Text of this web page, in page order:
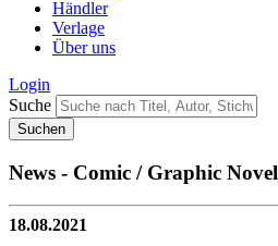
Händler
Verlage
Über uns
Login
Suche
News - Comic / Graphic Novel
18.08.2021